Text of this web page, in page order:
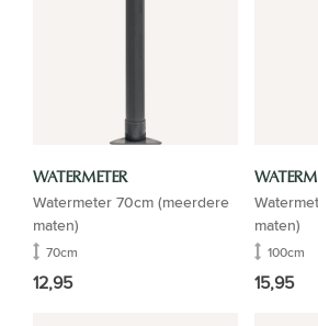
WATERMETER
Watermeter 70cm (meerdere
maten)
70cm
12,95
maten)
100cm
15,95